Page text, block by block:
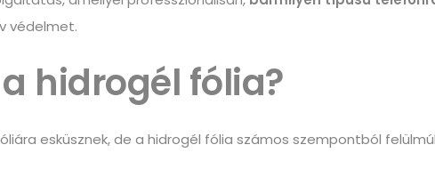
védelmet.
hidrogél fólia?
esküsznek, de a hidrogél fólia számos szempontból